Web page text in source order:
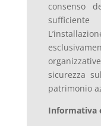
consenso
sufficiente
sicurezza
patrimonio
Informativa